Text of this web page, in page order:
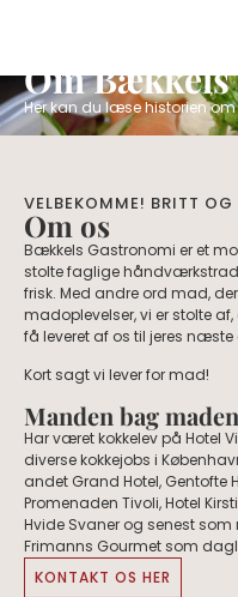
Om Bækkels
Her kan du læse historien
VELBEKOMME! BRITT OG
Om os
​Bækkels Gastronomi er et
stolte faglige
frisk. Med andre ord mad,
madoplevelser, vi er stolte
få leveret af os til jeres
Kort sagt vi lever for mad!
Manden bag
Har været kokkelev på Hotel
diverse kokkejobs i
andet Grand Hotel, Gentofte
Promenaden Tivoli, Hotel
Hvide Svaner og senest
Frimanns Gourmet som
KONTAKT OS HER